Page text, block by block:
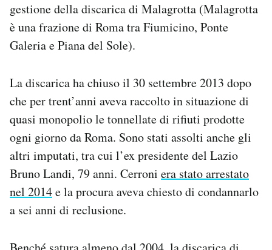
Newsletter
Notifiche mobile
Regala il Post
gestione della discarica di Malagrotta (Malagrotta
è una frazione di Roma tra Fiumicino, Ponte
Galeria e Piana del Sole).
La discarica ha chiuso il 30 settembre 2013 dopo
che per trent’anni aveva raccolto in situazione di
quasi monopolio le tonnellate di rifiuti prodotte
ogni giorno da Roma. Sono stati assolti anche gli
altri imputati, tra cui l’ex presidente del Lazio
Bruno Landi, 79 anni. Cerroni era stato arrestato
nel 2014e la procura aveva chiesto di condannarlo
a sei anni di reclusione.